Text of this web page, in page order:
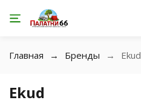
Главная Бренды Ekud
Ekud